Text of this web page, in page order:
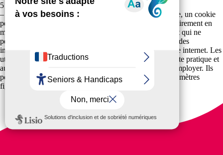
5 – COOKIES :
– L’utilisateur est informé que lors de ses visites sur le site, un cookie
peut s’installer automatiquement et être conservé temporairement en
mémoire ou sur son disque dur. Un cookie est un élément qui ne
permet pas d’identifier l’utilisateur mais sert à enregistrer des
informations relatives à la navigation de celui-ci sur le site internet. Les
utilisateurs du site reconnaissent avoir été informés de cette pratique et
autorisent la Fédération Française Sports pour Tous à l’employer. Ils
pourront désactiver ce cookie par l’intermédiaire des paramètres
figurant au sein de leur logiciel de navigation.